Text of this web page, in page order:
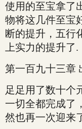
使用的至宝拿了
物将这几件至宝
断的提升，五行
上实力的提升了.
第一百九十三章
足足用了数十个
一切全都完成了
然也再一次迎来